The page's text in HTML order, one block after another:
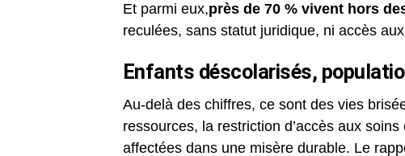
Et parmi eux,près de 70 % vivent hors
reculées, sans statut juridique, ni accès
Enfants déscolarisés,
Au-delà des chiffres, ce sont des vies
ressources, la restriction d’accès aux
affectées dans une misère durable. Le